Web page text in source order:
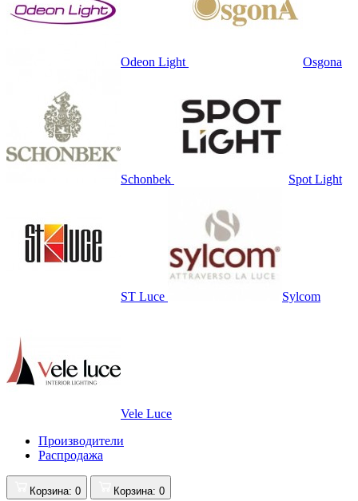
Odeon Light Osgona
Schonbek Spot Light
ST Luce Sylcom
Vele Luce
Производители
Распродажа
Корзина: 0 Корзина: 0